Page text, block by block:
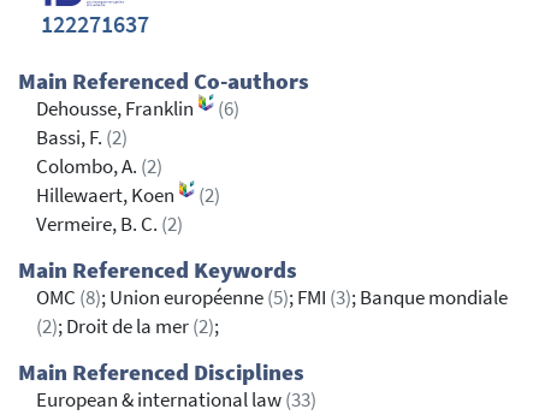
122271637
Main Referenced Co-authors
Dehousse, Franklin
(6)
Bassi, F. (2)
Colombo, A. (2)
Hillewaert, Koen
(2)
Vermeire, B. C. (2)
Main Referenced Keywords
OMC (8); Union européenne(5); FMI (3); Banque mondiale
(2); Droit de la mer(2);
Main Referenced Disciplines
European & international law(33)